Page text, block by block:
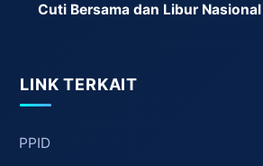
Cuti Bersama dan Libur
LINK TERKAIT
PPID